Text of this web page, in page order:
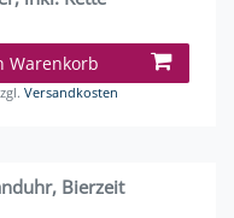
Warenkorb
Versandkosten
Bierzeit